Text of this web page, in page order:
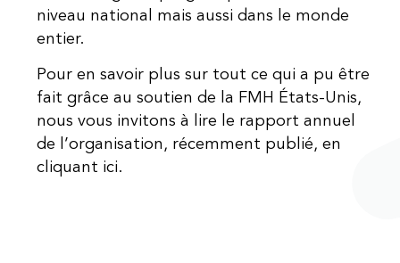
niveau national mais aussi dans le monde
entier.
Pour en savoir plus sur tout ce qui a pu être
fait grâce au soutien de la FMH États-Unis,
nous vous invitons à lire le rapport annuel
de l’organisation, récemment publié, en
cliquant ici.